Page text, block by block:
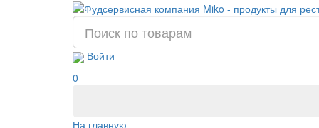
Войти
0
На главную